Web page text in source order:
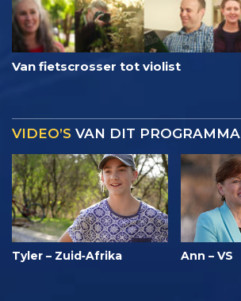
Van fietscrosser tot violist
VIDEO’S VAN DIT PROGRAMMA
Tyler – Zuid‑Afrika Ann – VS